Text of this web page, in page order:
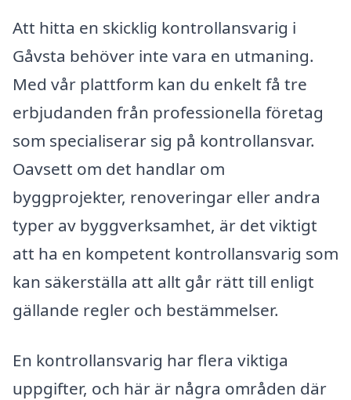
Att hitta en skicklig kontrollansvarig i
Gåvsta behöver inte vara en utmaning.
Med vår plattform kan du enkelt få tre
erbjudanden från professionella företag
som specialiserar sig på kontrollansvar.
Oavsett om det handlar om
byggprojekter, renoveringar eller andra
typer av byggverksamhet, är det viktigt
att ha en kompetent kontrollansvarig som
kan säkerställa att allt går rätt till enligt
gällande regler och bestämmelser.
En kontrollansvarig har flera viktiga
uppgifter, och här är några områden där